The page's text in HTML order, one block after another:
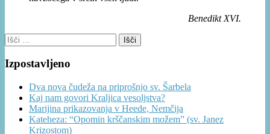
Benedikt XVI.
Išči:
Izpostavljeno
Dva nova čudeža na priprošnjo sv. Šarbela
Kaj nam govori Kraljica vesoljstva?
Marijina prikazovanja v Heede, Nemčija
Kateheza: “Opomin krščanskim možem” (sv. Janez
Krizostom)